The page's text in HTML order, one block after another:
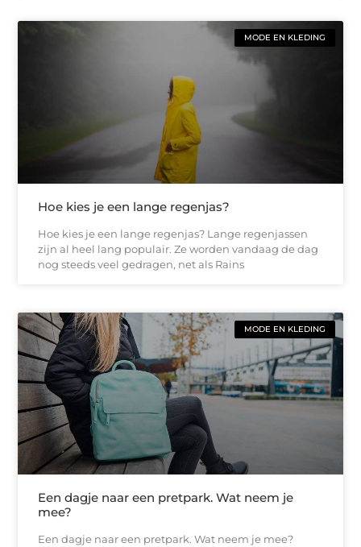
MODE EN KLEDING
Hoe kies je een lange regenjas?
Hoe kies je een lange regenjas? Lange regenjassen
zijn al heel lang populair. Ze worden vandaag de dag
nog steeds veel gedragen, net als Rains
MODE EN KLEDING
Een dagje naar een pretpark. Wat neem je
mee?
Een dagje naar een pretpark. Wat neem je mee?